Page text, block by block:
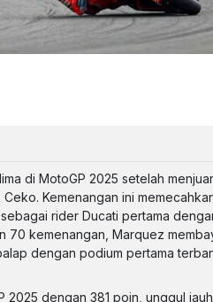
di MotoGP 2025 setelah
Kemenangan ini
rider Ducati pertama
70 kemenangan, Marquez
dengan podium pertama
2025 dengan 381 poin, unggul